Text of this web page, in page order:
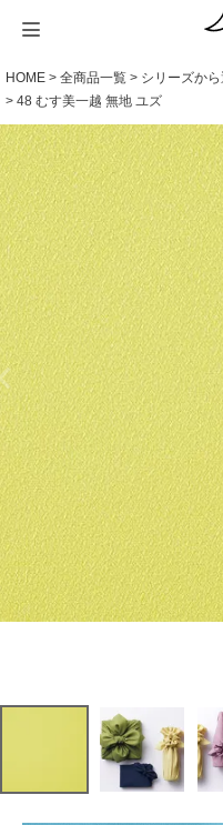
HOME 全商品一覧 シリーズか
48 むす美一越 無地 ユズ
サイズから選ぶ
サイズ一覧
Sサイズ(約45～50cm)
Mサイズ(約68～70cm)
Lサイズ(約90～120cm)
XLサイズ(約130cm～)
ギフトシーン
ギフトシーン一覧
内祝い
婚礼・引出物
卒入学・就職祝い
弔事・法事
記念品
海外へのお土産
季節の贈り物
プチギフト
ギフトラッピング
シーンから選ぶ
シーン一覧
毎日使うもの
お買い物
旅行
インテリア
ギフトラッピング
とっておきの日
素材から選ぶ
撥水加工
綿(コットン)
ポリエステル
リネン
ウール
レーヨン
正絹(絹100％)
シリーズ名か
全てのシリーズ
アクアドロップ(撥水)
ミナ ペルホネン
ひめむすび(Adeline Klam)
kata kata
鈴木マサル
こはれ
竹久夢二
伊砂文様
リバーシブル
ふくさ・念珠入れ
はんかち・手ぬぐい
ふろしき書籍
名入れ・ラッ
名入れ・記念品
無料ラッピング
紙箱・木箱
発送・お問い
送料・お支払い方法
海外発送の方（English）
よくあるご質問
お問い合わせ
包み方・お手
洗濯・お手入れ
包み方・使い方
ワークショップ案内
ブログ・特集
読みもの(ブログ)
特集
キャンペーン情報
読みもの(ブロ
読みもの一覧
一升餅におすすめ
ストール巻き方
洋服カバー
ふろしきパッチン活
特集
特集一覧
ECOバッグ 100cm
ECOバッグ 70cm
OUTDOOR
むす美とは
About us
お取引をご希望の方